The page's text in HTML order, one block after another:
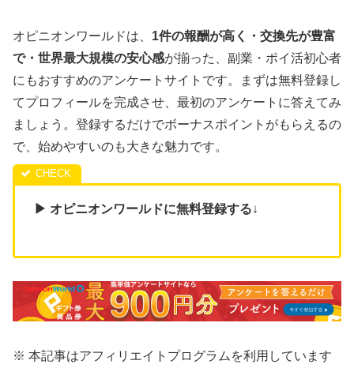
オピニオンワールドは、 1件の報酬が高く・交換先が豊富
で・世界最大規模の安心感が揃った、副業・ポイ活初心者
にもおすすめのアンケートサイトです。まずは無料登録し
てプロフィールを完成させ、最初のアンケートに答えてみ
ましょう。登録するだけでボーナスポイントがもらえるの
で、始めやすいのも大きな魅力です。
▶ オピニオンワールドに無料登録する↓
※ 本記事はアフィリエイトプログラムを利用しています